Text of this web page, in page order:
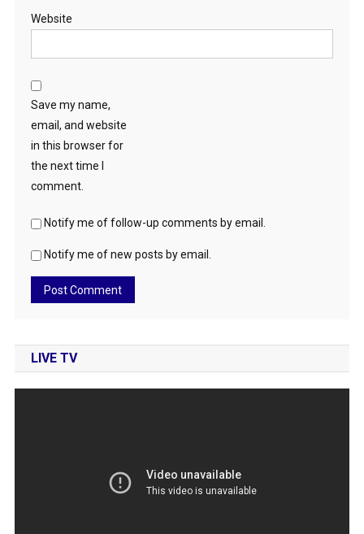
Website
Save my name,
email, and website
in this browser for
the next time I
comment.
Notify me of follow-up comments by email.
Notify me of new posts by email.
LIVE TV